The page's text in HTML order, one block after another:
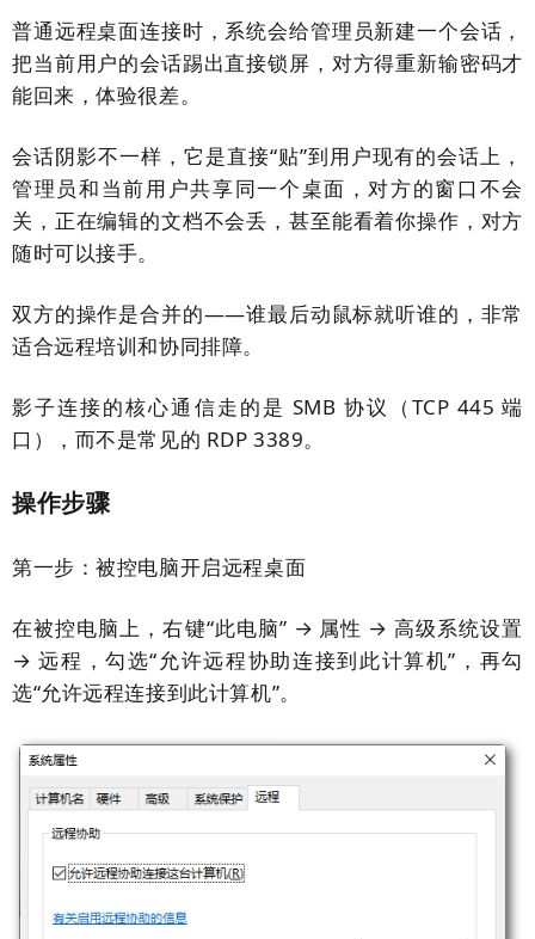
普通远程桌面连接时，系统会给管理员新建一个会话，
把当前用户的会话踢出直接锁屏，对方得重新输密码才
能回来，体验很差。
会话阴影不一样，它是直接“贴”到用户现有的会话上，
管理员和当前用户共享同一个桌面，对方的窗口不会
关，正在编辑的文档不会丢，甚至能看着你操作，对方
随时可以接手。
双方的操作是合并的——谁最后动鼠标就听谁的，非常
适合远程培训和协同排障。
影子连接的核心通信走的是 SMB 协议（TCP 445 端
口），而不是常见的 RDP 3389。
操作步骤
第一步：被控电脑开启远程桌面
在被控电脑上，右键“此电脑” → 属性 → 高级系统设置
→ 远程，勾选“允许远程协助连接到此计算机”，再勾
选“允许远程连接到此计算机”。